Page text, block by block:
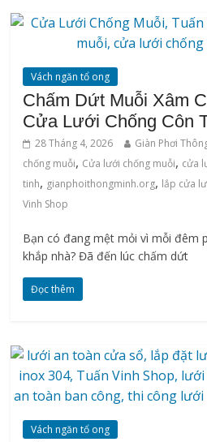
Vách ngăn tổ ong
Chấm Dứt Muỗi Xâm
Cửa Lưới Chống Côn
28 Tháng 4, 2026 Giàn Phơi
chống muỗi, Cửa lưới chống muỗi, cửa
tinh, gianphoithongminh.org, lắp cửa
Vinh Shop
Bạn có đang mệt mỏi vì mỗi đêm
khắp nhà? Đã đến lúc chấm dứt
Đọc thêm
Vách ngăn tổ ong